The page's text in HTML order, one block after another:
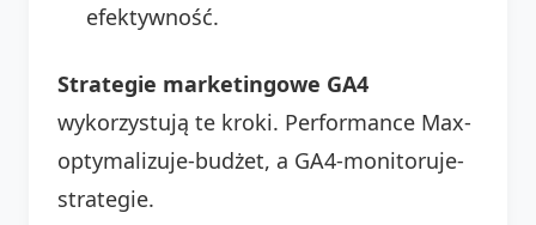
efektywność.
Strategie marketingowe GA4
wykorzystują te kroki. Performance Max-
optymalizuje-budżet, a GA4-monitoruje-
strategie.